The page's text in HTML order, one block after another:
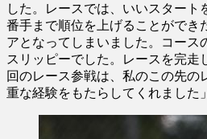
した。レースでは、いいスタート
番手まで順位を上げることができ
アとなってしまいました。コース
スリッピーでした。レースを完走
回のレース参戦は、私のこの先の
重な経験をもたらしてくれました」